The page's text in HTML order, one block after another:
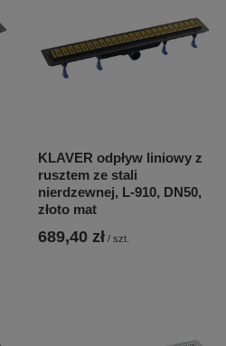
KLAVER odpływ liniowy z
rusztem ze stali
nierdzewnej, L-910, DN50,
złoto mat
689,40 zł / szt.